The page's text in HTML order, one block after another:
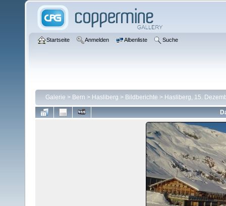
Startseite Anmelden Albenliste Suche
Galerie > Bern > Hasliberg > Bildberichte > Hasliberg, 15.